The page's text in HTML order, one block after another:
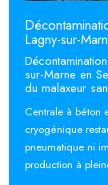
Lagny-sur-
sur-Marne en
du malaxeur
Centrale à béton
cryogénique
pneumatique ni
production à